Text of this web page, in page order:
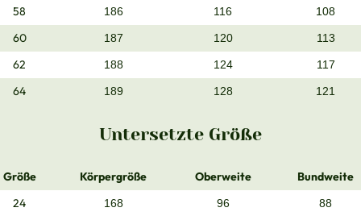
58 186 116 108
60 187 120 113
62 188 124 117
64 189 128 121
Untersetzte Größe
Größe Körpergröße Oberweite
Bundweite
24
168 96 88